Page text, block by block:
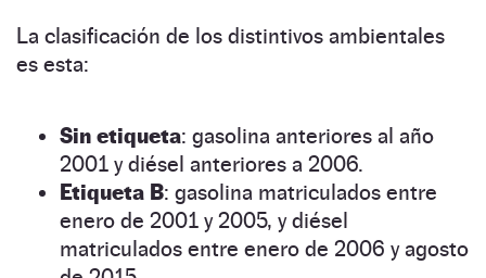
La clasificación de los distintivos ambientales
es esta:
Sin etiqueta: gasolina anteriores al año
2001 y diésel anteriores a 2006.
Etiqueta B: gasolina matriculados entre
enero de 2001 y 2005, y diésel
matriculados entre enero de 2006 y agosto